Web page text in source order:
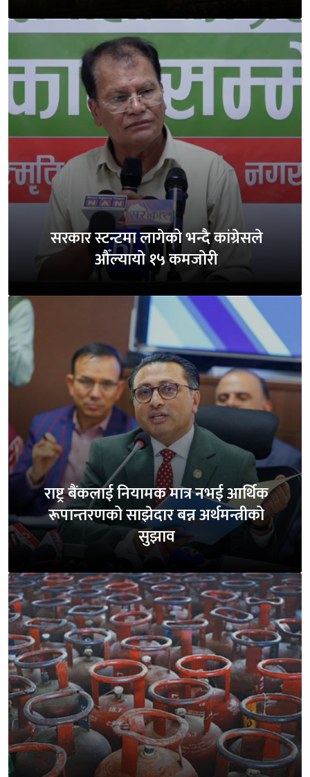
सरकार स्टन्टमा लागेको भन्दै कांग्रेसले
औँल्यायो १५ कमजोरी
राष्ट्र बैंकलाई नियामक मात्र नभई आर्थिक
रूपान्तरणको साझेदार बन्न अर्थमन्त्रीको
सुझाव